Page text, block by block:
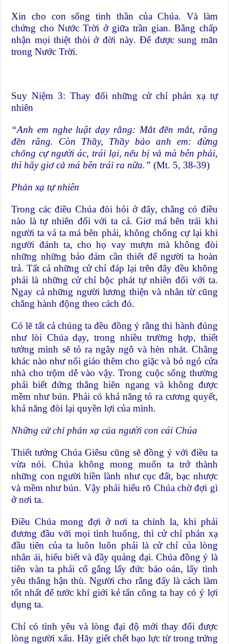
Xin cho con sống tinh thần của Chúa. Và làm
chứng cho Nước Trời ở giữa trần gian. Bằng chấp
nhận mọi thiệt thòi ở đời này. Để được sung mãn
trong Nước Trời.
Suy Niệm 3: Thay đổi những cử chỉ phản xạ tự
nhiên
“Anh em nghe luật dạy rằng: Mắt đền mắt, răng
đền răng. Còn Thầy, Thầy bảo anh em: đừng
chống cự người ác, trái lại, nếu bị vả mà bên phải,
thì hãy giơ cả má bên trái ra nữa.” (Mt. 5, 38-39)
Phản xạ tự nhiên
Trong các điều Chúa đòi hỏi ở đây, chẳng có điều
nào là tự nhiên đối với ta cả. Giơ má bên trái khi
người ta vả ta má bên phải, không chống cự lại khi
người đánh ta, cho họ vay mượn mà không đòi
những những bảo đảm cần thiết để người ta hoàn
trả. Tất cả những cử chỉ đáp lại trên đây đều không
phải là những cử chỉ bộc phát tự nhiên đối với ta.
Ngay cả những người lương thiện và nhân từ cũng
chẳng hành động theo cách đó.
Có lẽ tất cả chúng ta đều đồng ý rằng thi hành đúng
như lòi Chúa dạy, trong nhiều trường hợp, thiết
tưởng mình sẽ tỏ ra ngây ngô và hèn nhát. Chẳng
khác nào như nối giáo thêm cho giặc và bỏ ngỏ cửa
nhà cho trộm dễ vào vậy. Trong cuộc sống thường
phải biết đứng thẳng hiên ngang và không được
mềm như bún. Phải có khả năng tỏ ra cương quyết,
khả năng đòi lại quyền lợi của mình.
Những cử chỉ phản xạ của người con cái Chúa
Thiết tưởng Chúa Giêsu cũng sẽ đồng ý với điều ta
vừa nói. Chúa không mong muốn ta trở thành
những con người hiền lành như cục đất, bạc nhược
và mềm như bún. Vậy phải hiểu rõ Chúa chờ đợi gì
ở nơi ta.
Điều Chúa mong đợi ở nơi ta chính la, khi phải
đương đầu với mọi tình huống, thì cử chỉ phản xạ
đầu tiên của ta luôn luôn phải là cử chỉ của lòng
nhân ái, hiểu biết và đầy quảng đại. Chúa đồng ý là
tiên vàn ta phải cố gắng lấy đức báo oán, lấy tình
yêu thắng hận thù. Người cho rằng đấy là cách làm
tốt nhất để tước khí giới kẻ tấn công ta hay có ý lợi
dụng ta.
Chỉ có tình yêu và lòng đại độ mới thay đổi được
lòng người xấu. Hãy giết chết bạo lực từ trong trứng